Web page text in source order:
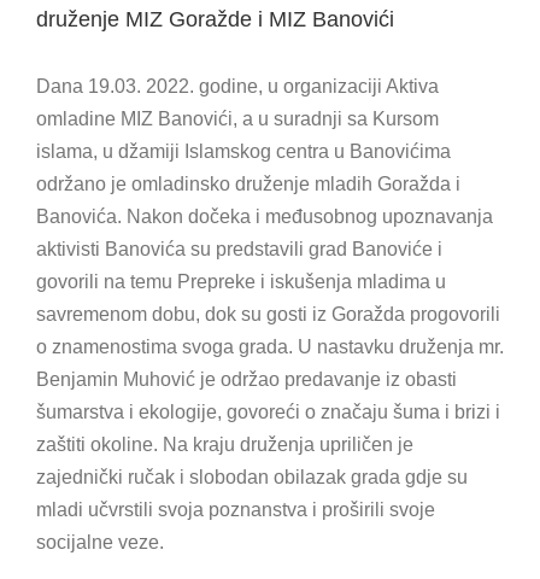
druženje MIZ Goražde i MIZ Banovići
Dana 19.03. 2022. godine, u organizaciji Aktiva
omladine MIZ Banovići, a u suradnji sa Kursom
islama, u džamiji Islamskog centra u Banovićima
održano je omladinsko druženje mladih Goražda i
Banovića. Nakon dočeka i međusobnog upoznavanja
aktivisti Banovića su predstavili grad Banoviće i
govorili na temu Prepreke i iskušenja mladima u
savremenom dobu, dok su gosti iz Goražda progovorili
o znamenostima svoga grada. U nastavku druženja mr.
Benjamin Muhović je održao predavanje iz obasti
šumarstva i ekologije, govoreći o značaju šuma i brizi i
zaštiti okoline. Na kraju druženja upriličen je
zajednički ručak i slobodan obilazak grada gdje su
mladi učvrstili svoja poznanstva i proširili svoje
socijalne veze.